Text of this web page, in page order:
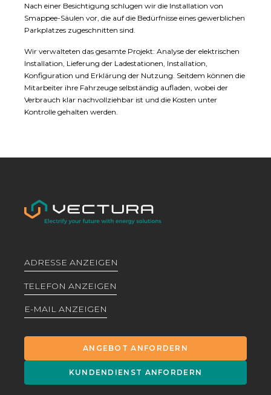
Nach einer Besichtigung schlugen wir die Installation von
Smappee-Säulen vor, die auf die Bedürfnisse eines gewerblichen
Parkplatzes zugeschnitten sind.
Wir verwalteten das gesamte Projekt: Analyse der elektrischen
Installation, Lieferung der Ladestationen, Installation,
Konfiguration und Erklärung der Nutzung. Seitdem können die
Mitarbeiter ihre Fahrzeuge selbständig aufladen, wobei der
Verbrauch klar nachvollziehbar ist und die Kosten unter
Kontrolle gehalten werden.
ADRESSE ANZEIGEN
TELEFON ANZEIGEN
E-MAIL ANZEIGEN
ANGEBOT ANFORDERN
KUNDENDIENST ANFORDERN